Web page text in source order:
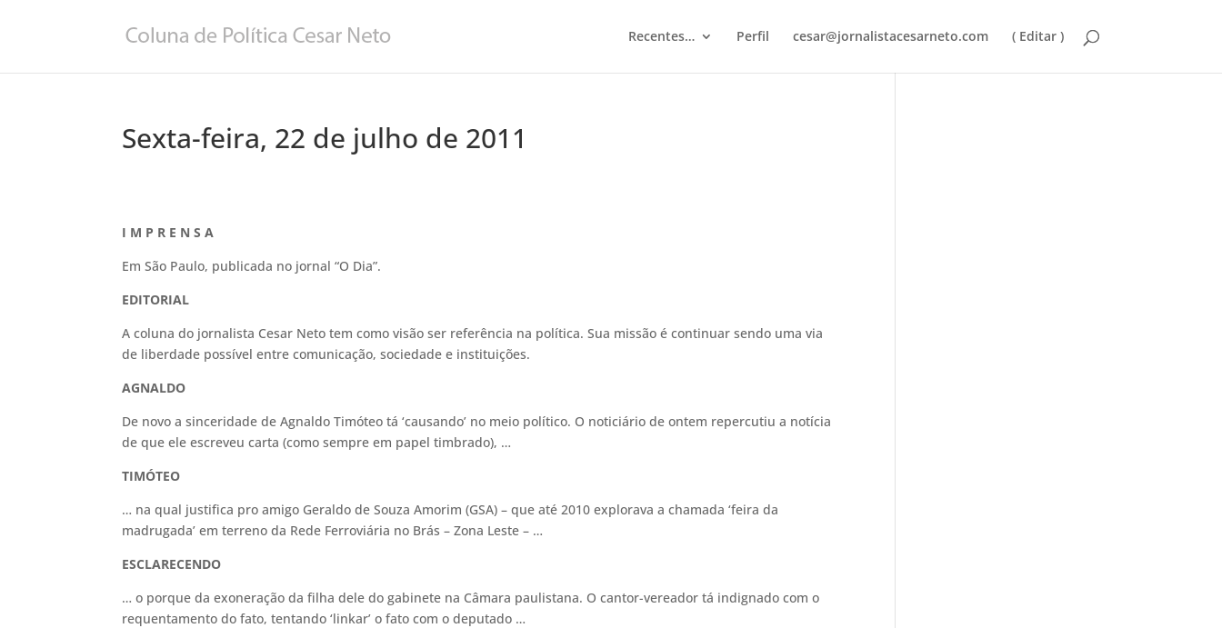
Recentes… Perfil cesar@jornalistacesarneto.com ( Editar )
Sexta-feira, 22 de julho de 2011
I M P R E N S A
Em São Paulo, publicada no jornal “O Dia”.
EDITORIAL
A coluna do jornalista Cesar Neto tem como visão ser referência na política. Sua missão é continuar sendo uma via
de liberdade possível entre comunicação, sociedade e instituições.
AGNALDO
De novo a sinceridade de Agnaldo Timóteo tá ‘causando’ no meio político. O noticiário de ontem repercutiu a notícia
de que ele escreveu carta (como sempre em papel timbrado), …
TIMÓTEO
… na qual justifica pro amigo Geraldo de Souza Amorim (GSA) – que até 2010 explorava a chamada ‘feira da
madrugada’ em terreno da Rede Ferroviária no Brás – Zona Leste – …
ESCLARECENDO
… o porque da exoneração da filha dele do gabinete na Câmara paulistana. O cantor-vereador tá indignado com o
requentamento do fato, tentando ‘linkar’ o fato com o deputado …